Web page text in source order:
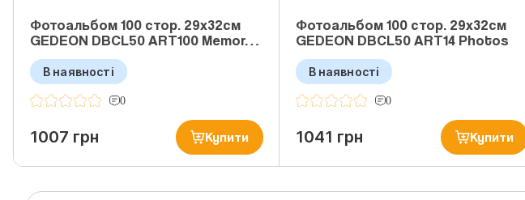
Фотоальбом 100 стор. 29x32см
GEDEON DBCL50 ART100 Memor…
В наявності
0
1007 грн Купити
Фотоальбом 100 стор. 29x32см
GEDEON DBCL50 ART14 Photos
В наявності
0
1041 грн Купити